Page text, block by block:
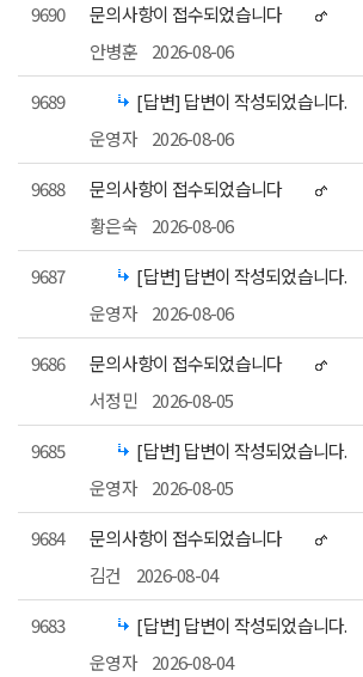
9690
문의사항이 접수되었습니다
안병훈
2026-08-06
9689
[답변] 답변이 작성되었습니다.
운영자
2026-08-06
9688
문의사항이 접수되었습니다
황은숙
2026-08-06
9687
[답변] 답변이 작성되었습니다.
운영자
2026-08-06
9686
문의사항이 접수되었습니다
서정민
2026-08-05
9685
[답변] 답변이 작성되었습니다.
운영자
2026-08-05
9684
문의사항이 접수되었습니다
김건
2026-08-04
9683
[답변] 답변이 작성되었습니다.
운영자
2026-08-04